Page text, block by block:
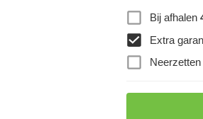
Bij afhalen
Extra